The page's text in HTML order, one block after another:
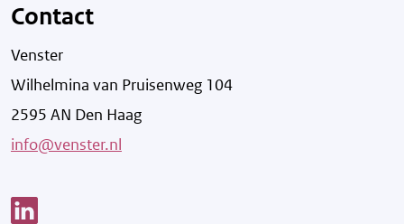
Contact
Venster
Wilhelmina van Pruisenweg 104
2595 AN Den Haag
info@venster.nl